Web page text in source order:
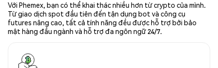
Với Phemex, bạn có thể khai thác nhiều hơn từ crypto của mình.
Từ giao dịch spot đầu tiên đến tận dụng bot và công cụ
futures nâng cao, tất cả tính năng đều được hỗ trợ bởi bảo
mật hàng đầu ngành và hỗ trợ đa ngôn ngữ 24/7.